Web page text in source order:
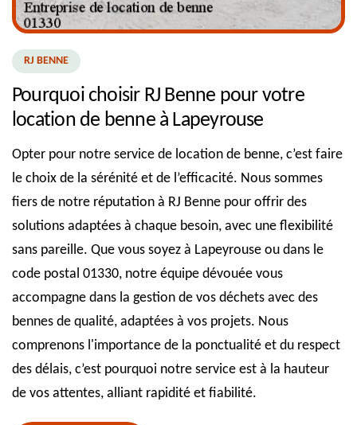
RJ BENNE
Pourquoi choisir RJ Benne pour votre
location de benne à Lapeyrouse
Opter pour notre service de location de benne, c’est faire
le choix de la sérénité et de l’efficacité. Nous sommes
fiers de notre réputation à RJ Benne pour offrir des
solutions adaptées à chaque besoin, avec une flexibilité
sans pareille. Que vous soyez à Lapeyrouse ou dans le
code postal 01330, notre équipe dévouée vous
accompagne dans la gestion de vos déchets avec des
bennes de qualité, adaptées à vos projets. Nous
comprenons l'importance de la ponctualité et du respect
des délais, c’est pourquoi notre service est à la hauteur
de vos attentes, alliant rapidité et fiabilité.